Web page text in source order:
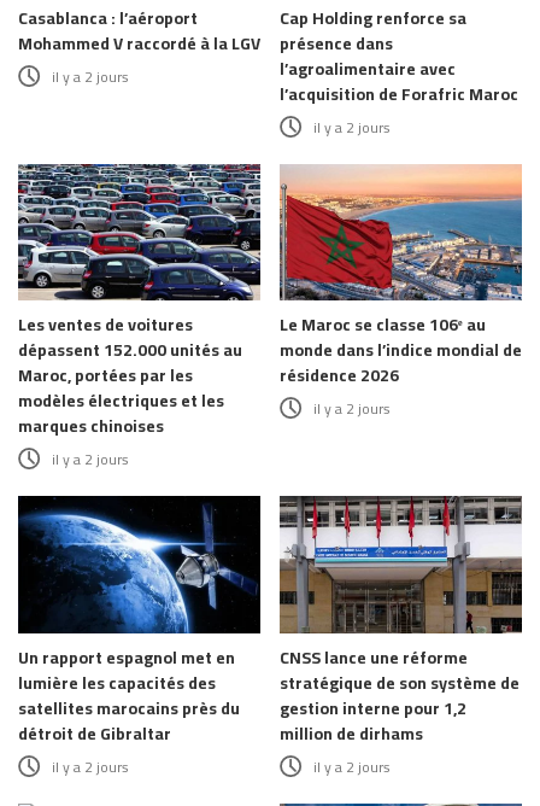
Casablanca : l’aéroport
Mohammed V raccordé à la LGV
il y a 2 jours
Cap Holding renforce sa
présence dans
l’agroalimentaire avec
l’acquisition de Forafric Maroc
il y a 2 jours
Les ventes de voitures
dépassent 152.000 unités au
Maroc, portées par les
modèles électriques et les
marques chinoises
il y a 2 jours
Le Maroc se classe 106ᵉ au
monde dans l’indice mondial de
résidence 2026
il y a 2 jours
Un rapport espagnol met en
lumière les capacités des
satellites marocains près du
détroit de Gibraltar
il y a 2 jours
CNSS lance une réforme
stratégique de son système de
gestion interne pour 1,2
million de dirhams
il y a 2 jours